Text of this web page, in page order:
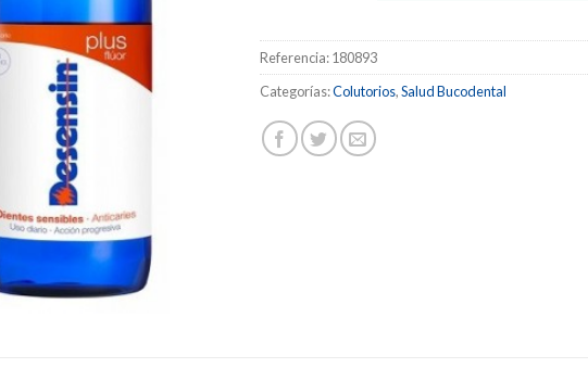
Referencia:180893
Categorías:Colutorios,Salud Bucodental